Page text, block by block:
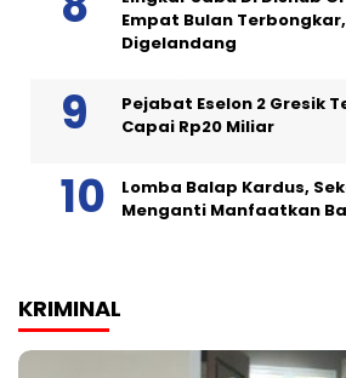
Empat Bulan
Digelandang
Pejabat Eselon 2 Gresik
Capai Rp20 Miliar
Lomba Balap Kardus,
Menganti Manfaatkan
KRIMINAL